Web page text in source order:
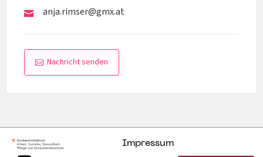
anja.rimser@gmx.at
Nachricht senden
Impressum